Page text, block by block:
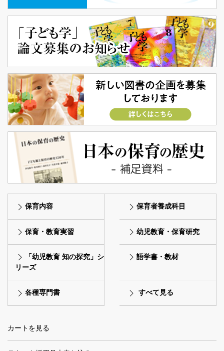
保育内容 保育者養成科目
保育・教育実習 幼児教育・保育研究
「幼児教育 知の探究」シ
リーズ
語学書・教材
各種専門書 すべて見る
カートを見る